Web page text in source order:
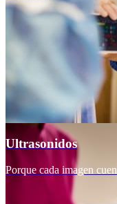
Ultrasonidos
Porque cada imagen